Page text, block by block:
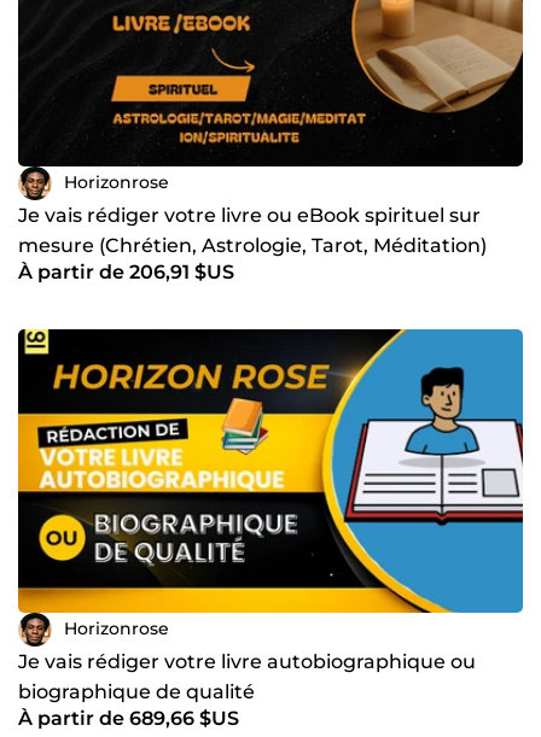
Horizonrose
Je vais rédiger votre livre ou eBook spirituel sur
mesure (Chrétien, Astrologie, Tarot, Méditation)
À partir de 206,91 $US
Horizonrose
Je vais rédiger votre livre autobiographique ou
biographique de qualité
À partir de 689,66 $US